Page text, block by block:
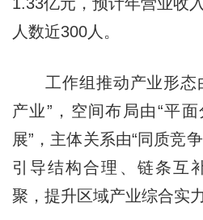
人数近300人。
工作组推动产业形态
产业”，空间布局由“平
展”，主体关系由“同质竞
引导结构合理、链条互
聚，提升区域产业综合实力